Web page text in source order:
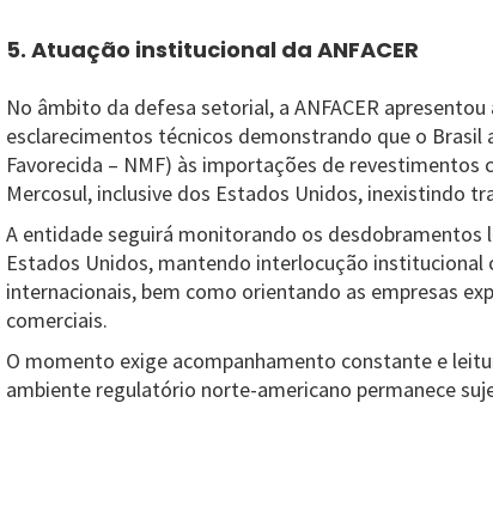
5. Atuação institucional da ANFACER
No âmbito da defesa setorial, a ANFACER
esclarecimentos técnicos demonstrando que o
Favorecida – NMF) às importações de revestimentos
Mercosul, inclusive dos Estados Unidos, inexistindo
A entidade seguirá monitorando os
Estados Unidos, mantendo interlocução
internacionais, bem como orientando as empresas
comerciais.
O momento exige acompanhamento constante e
ambiente regulatório norte-americano permanece